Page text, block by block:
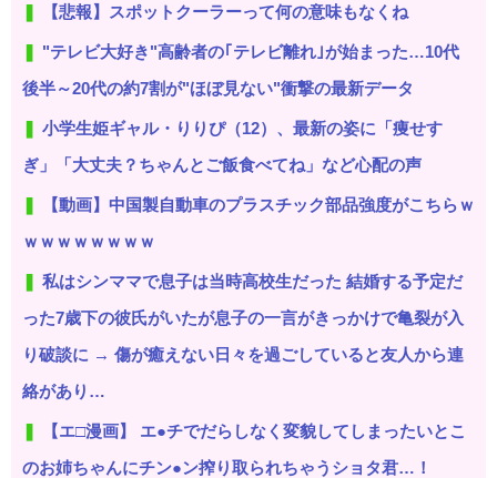
【悲報】スポットクーラーって何の意味もなくね
"テレビ大好き"高齢者の｢テレビ離れ｣が始まった…10代
後半～20代の約7割が"ほぼ見ない"衝撃の最新データ
小学生姫ギャル・りりぴ（12）、最新の姿に「痩せす
ぎ」「大丈夫？ちゃんとご飯食べてね」など心配の声
【動画】中国製自動車のプラスチック部品強度がこちらｗ
ｗｗｗｗｗｗｗｗ
私はシンママで息子は当時高校生だった 結婚する予定だ
った7歳下の彼氏がいたが息子の一言がきっかけで亀裂が入
り破談に → 傷が癒えない日々を過ごしていると友人から連
絡があり…
【エ□漫画】 エ●チでだらしなく変貌してしまったいとこ
のお姉ちゃんにチン●ン搾り取られちゃうショタ君…！